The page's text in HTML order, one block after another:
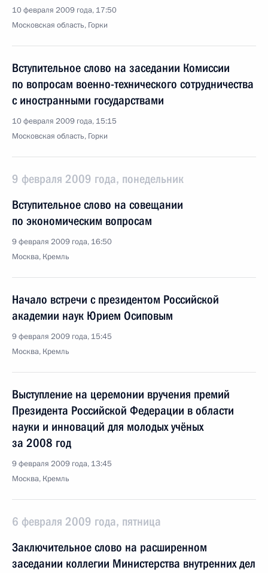
10 февраля 2009 года, 17:50
Московская область, Горки
Вступительное слово на заседании Комиссии
по вопросам военно-технического сотрудничества
с иностранными государствами
10 февраля 2009 года, 15:15
Московская область, Горки
9 февраля 2009 года, понедельник
Вступительное слово на совещании
по экономическим вопросам
9 февраля 2009 года, 16:50
Москва, Кремль
Начало встречи с президентом Российской
академии наук Юрием Осиповым
9 февраля 2009 года, 15:45
Москва, Кремль
Выступление на церемонии вручения премий
Президента Российской Федерации в области
науки и инноваций для молодых учёных
за 2008 год
9 февраля 2009 года, 13:45
Москва, Кремль
6 февраля 2009 года, пятница
Заключительное слово на расширенном
заседании коллегии Министерства внутренних дел